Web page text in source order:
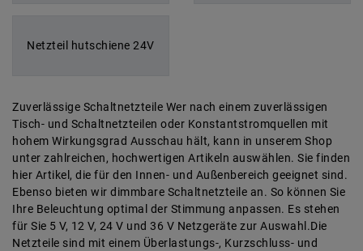
Netzteil hutschiene 24V
Zuverlässige Schaltnetzteile Wer nach einem zuverlässigen
Tisch- und Schaltnetzteilen oder Konstantstromquellen mit
hohem Wirkungsgrad Ausschau hält, kann in unserem Shop
unter zahlreichen, hochwertigen Artikeln auswählen. Sie finden
hier Artikel, die für den Innen- und Außenbereich geeignet sind.
Ebenso bieten wir dimmbare Schaltnetzteile an. So können Sie
Ihre Beleuchtung optimal der Stimmung anpassen. Es stehen
für Sie 5 V, 12 V, 24 V und 36 V Netzgeräte zur Auswahl.Die
Netzteile sind mit einem Überlastungs-, Kurzschluss- und